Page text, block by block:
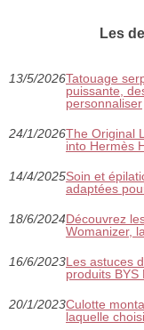
Les
13/5/2026Tatouage
puissante,
personnaliser
24/1/2026The Original
into Hermès
14/4/2025Soin et
adaptées
18/6/2024Découvrez
Womanizer,
16/6/2023Les astuces
produits BYS
20/1/2023Culotte
laquelle